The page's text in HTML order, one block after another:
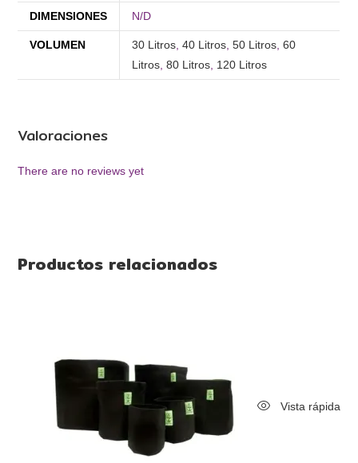
DIMENSIONES N/D
VOLUMEN 30 Litros,40 Litros,50 Litros,60
Litros,80 Litros, 120 Litros
Valoraciones
There are no reviews yet
Productos relacionados
Vista rápida